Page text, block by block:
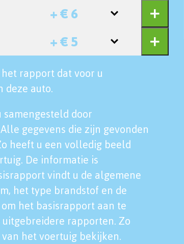
+ € 6
+ € 5
rapport dat voor u
deze auto.
door
gegevens die zijn gevonden
heeft u een volledig beeld
De informatie is
vindt u de algemene
het type brandstof en de
het basisrapport aan te
rapporten. Zo
het voertuig bekijken.